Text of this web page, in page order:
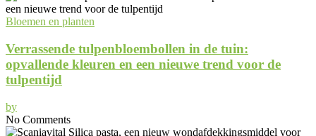
Bloemen en planten
Verrassende tulpenbloembollen in de tuin:
opvallende kleuren en een nieuwe trend voor de
tulpentijd
by
No Comments